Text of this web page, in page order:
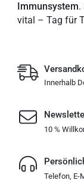
Immunsystem.
vital – Tag für
Innerhalb
10 %
Telefon, E-